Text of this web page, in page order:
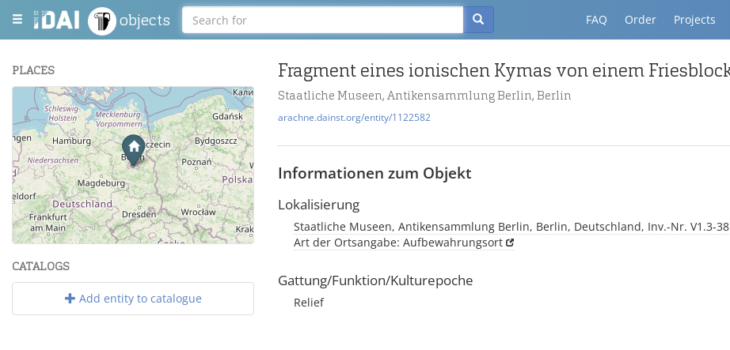
objects FAQ Order Projects
PLACES
+
−
Leaflet| Maps and Data ©OpenStreetMap.
CATALOGS
Add entity to catalogue
Staatliche Museen, Antikensammlung Berlin, Berlin
arachne.dainst.org/entity/1122582
Informationen zum Objekt
Lokalisierung
Staatliche Museen, Antikensammlung Berlin, Berlin, Deutschland, Inv.-Nr. V1.3-38
Art der Ortsangabe: Aufbewahrungsort
Gattung/Funktion/Kulturepoche
Relief